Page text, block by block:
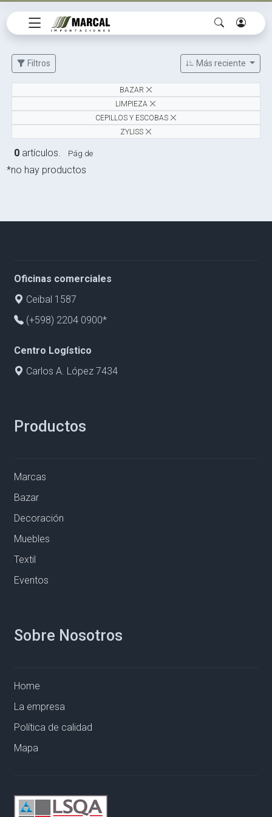
Filtros Más reciente
BAZAR
LIMPIEZA
CEPILLOS Y ESCOBAS
ZYLISS
*no hay productos
0 artículos. Pág de
Oficinas comerciales
Ceibal 1587
(+598) 2204 0900*
Centro Logístico
Carlos A. López 7434
Productos
Marcas
Bazar
Decoración
Muebles
Textil
Eventos
Sobre Nosotros
Home
La empresa
Política de calidad
Mapa